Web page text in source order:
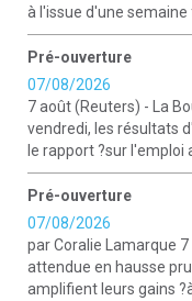
à l'issue d'une semaine
Pré-ouverture
07/08/2026
7 août (Reuters) - La
vendredi, les résultats
le rapport ?sur l'emploi
Pré-ouverture
07/08/2026
par Coralie Lamarque
attendue en hausse
amplifient leurs gains